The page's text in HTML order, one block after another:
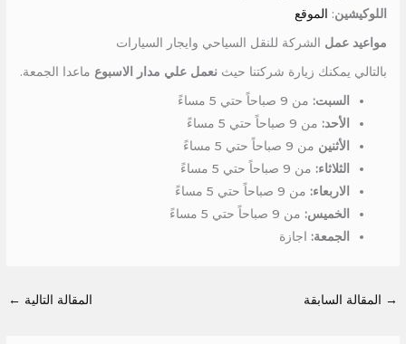
اللوكيشين: الموقع
مواعيد عمل الشركة للنقل السياحي وايجار السيارات
بالتالي يمكنك زيارة شركتنا حيثنعمل علي مدار الاسبوع ماعدا الجمعة.
السبت: من 9 صباحاً حتي 5 مساءً
الأحد: من 9 صباحاً حتي 5 مساءً
الأثنين من 9 صباحاً حتي 5 مساءً
الثلاثاء: من 9 صباحاً حتي 5 مساءً
الاربعاء: من 9 صباحاً حتي 5 مساءً
الخميس: من 9 صباحاً حتي 5 مساءً
الجمعة: اجازة
→ المقالة السابقة المقالة التالية ←